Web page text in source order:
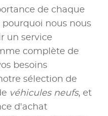
de chaque
pourquoi nous nous
un service
complète de
besoins
sélection de
véhicules neufs, et
d'achat